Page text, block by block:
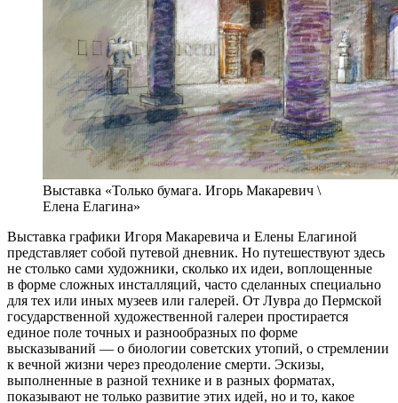
Выставка «Только бумага. Игорь Макаревич \
Елена Елагина»
Выставка графики Игоря Макаревича и Елены Елагиной
представляет собой путевой дневник. Но путешествуют здесь
не столько сами художники, сколько их идеи, воплощенные
в форме сложных инсталляций, часто сделанных специально
для тех или иных музеев или галерей. От Лувра до Пермской
государственной художественной галереи простирается
единое поле точных и разнообразных по форме
высказываний — о биологии советских утопий, о стремлении
к вечной жизни через преодоление смерти. Эскизы,
выполненные в разной технике и в разных форматах,
показывают не только развитие этих идей, но и то, какое